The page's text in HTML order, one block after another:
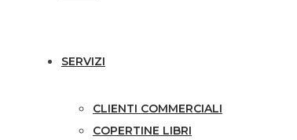
SERVIZI
CLIENTI COMMERCIALI
COPERTINE LIBRI